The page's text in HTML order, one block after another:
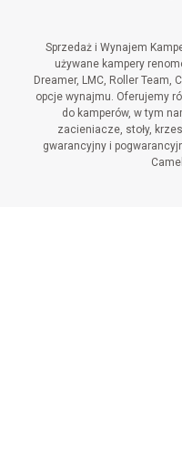
Sprzedaż i Wynajem
używane kampery
Dreamer, LMC, Roller
opcje wynajmu. Oferujemy
do kamperów, w tym
zacieniacze, stoły,
gwarancyjny i